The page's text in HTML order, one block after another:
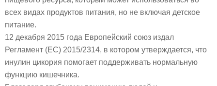
всех видах продуктов питания, но не включая детское
питание.
12 декабря 2015 года Европейский союз издал
Регламент (ЕС) 2015/2314, в котором утверждается, что
инулин цикория помогает поддерживать нормальную
функцию кишечника.